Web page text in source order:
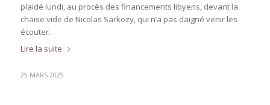
plaidé lundi, au procès des financements libyens, devant la
chaise vide de Nicolas Sarkozy, qui n’a pas daigné venir les
écouter.
Lire la suite
25 MARS 2025